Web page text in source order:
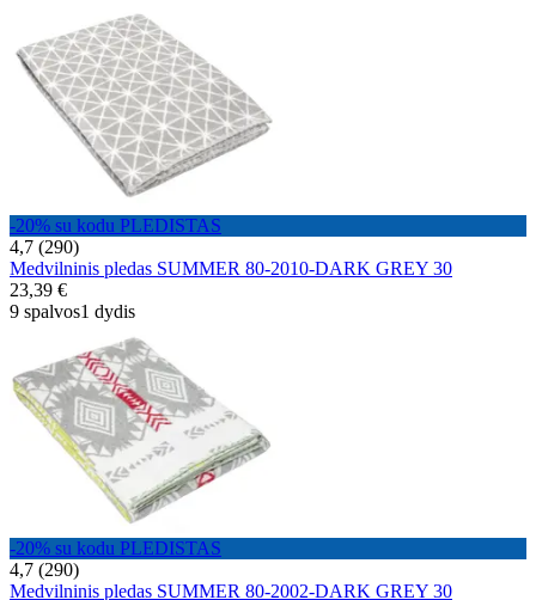
-20% su kodu PLEDISTAS
4,7 (290)
Medvilninis pledas SUMMER 80-2010-DARK GREY 30
23,39 €
9 spalvos1 dydis
-20% su kodu PLEDISTAS
4,7 (290)
Medvilninis pledas SUMMER 80-2002-DARK GREY 30